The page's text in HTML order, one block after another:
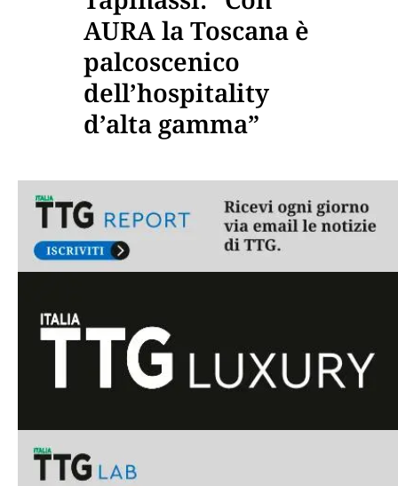
AURA la Toscana è
palcoscenico
dell’hospitality
d’alta gamma”